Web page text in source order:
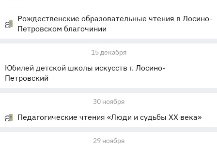
Рождественские образовательные чтения в Лосино-
Петровском благочинии
15 декабря
Юбилей детской школы искусств г. Лосино-
Петровский
30 ноября
Педагогические чтения «Люди и судьбы XX века»
29 ноября